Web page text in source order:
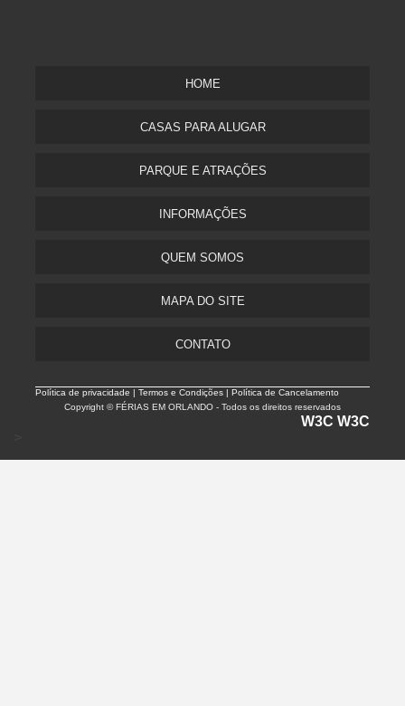
HOME
CASAS PARA ALUGAR
PARQUE E ATRAÇÕES
INFORMAÇÕES
QUEM SOMOS
MAPA DO SITE
CONTATO
Política de privacidade |Termos e Condições | Política de Cancelamento
Copyright © FÉRIAS EM ORLANDO - Todos os direitos reservados
W3C W3C